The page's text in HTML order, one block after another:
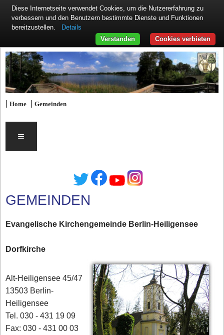
|Home |Gemeinden
≡
GEMEINDEN
Evangelische Kirchengemeinde Berlin-Heiligensee
Dorfkirche
Alt-Heiligensee 45/47
13503 Berlin-
Heiligensee
Tel. 030 - 431 19 09
Fax: 030 - 431 00 03
Diese Internetseite verwendet Cookies, um die Nutzererfahrung zu
verbessern und den Benutzern bestimmte Dienste und Funktionen
bereitzustellen.
Details
Cookies verbieten
Verstanden